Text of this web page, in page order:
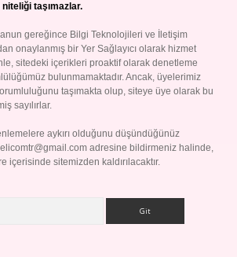
taşımazlar.
gereğince Bilgi Teknolojileri ve İletişim
onaylanmış bir Yer Sağlayıcı olarak hizmet
sitedeki içerikleri proaktif olarak denetleme
bulunmamaktadır. Ancak, üyelerimiz
taşımakta olup, siteye üye olarak bu
sayılırlar.
aykırı olduğunu düşündüğünüz
adresine bildirmeniz halinde,
içerisinde sitemizden kaldırılacaktır.